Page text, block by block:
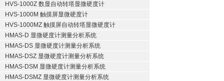
HVS-1000Z 数显自动转塔显微硬度计
HVS-1000M 触摸屏显微硬度计
HVS-1000MZ 触摸屏自动转塔显微硬度计
HMAS-D 显微硬度计测量分析系统
HMAS-DS 显微硬度计测量分析系统
HMAS-DSZ 显微硬度计测量分析系统
HMAS-DSM 显微硬度计测量分析系统
HMAS-DSMZ 显微硬度计测量分析系统